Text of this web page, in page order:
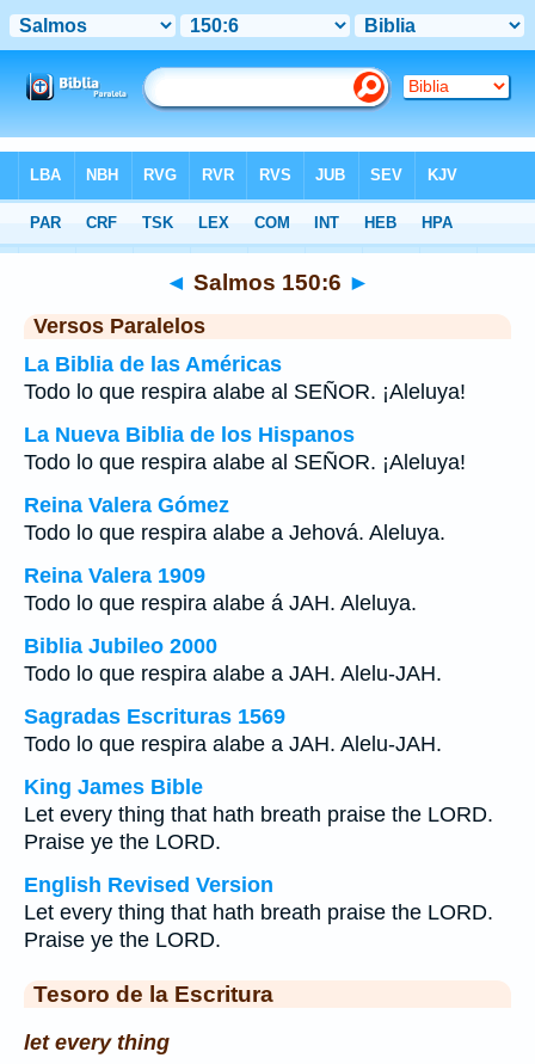
>Salmos Capítulo 150 > Verso 6
◄ Salmos 150:6 ►
Versos Paralelos
La Biblia de las Américas
Todo lo que respira alabe al SEÑOR. ¡Aleluya!
La Nueva Biblia de los Hispanos
Todo lo que respira alabe al SEÑOR. ¡Aleluya!
Reina Valera Gómez
Todo lo que respira alabe a Jehová. Aleluya.
Reina Valera 1909
Todo lo que respira alabe á JAH. Aleluya.
Biblia Jubileo 2000
Todo lo que respira alabe a JAH. Alelu-JAH.
Sagradas Escrituras 1569
Todo lo que respira alabe a JAH. Alelu-JAH.
King James Bible
Let every thing that hath breath praise the LORD.
Praise ye the LORD.
English Revised Version
Let every thing that hath breath praise the LORD.
Praise ye the LORD.
Tesoro de la Escritura
let every thing